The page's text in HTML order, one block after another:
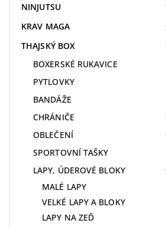
NINJUTSU
KRAV MAGA
THAJSKÝ BOX
BOXERSKÉ RUKAVICE
PYTLOVKY
BANDÁŽE
CHRÁNIČE
OBLEČENÍ
SPORTOVNÍ TAŠKY
LAPY, ÚDEROVÉ BLOKY
MALÉ LAPY
VELKÉ LAPY A BLOKY
LAPY NA ZEĎ